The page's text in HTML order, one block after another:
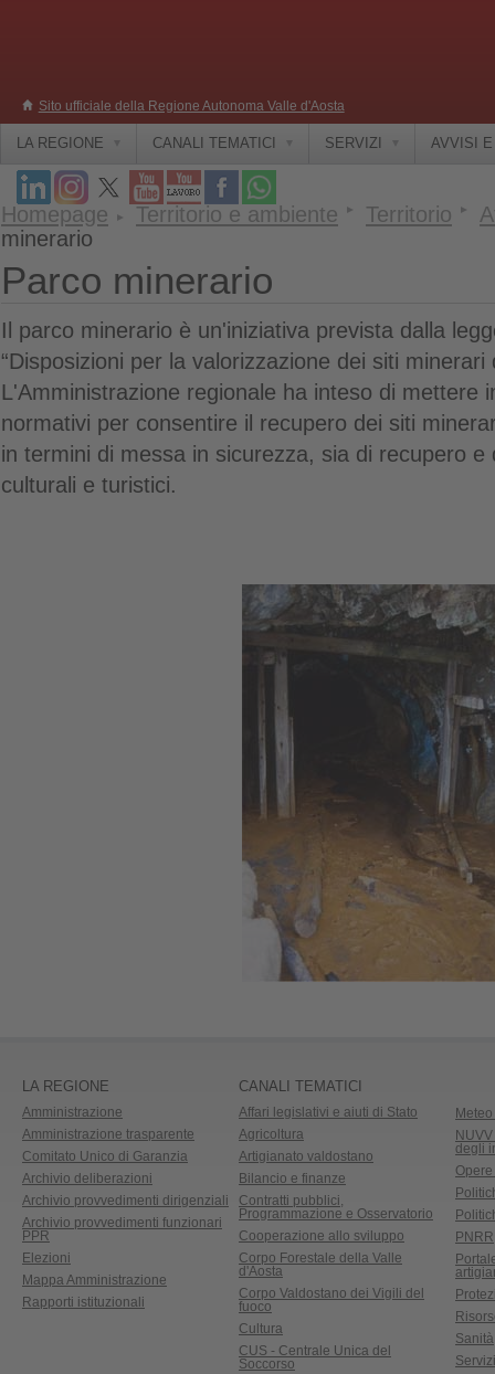
Sito ufficiale della Regione Autonoma Valle d'Aosta
LA REGIONE CANALI TEMATICI SERVIZI AVVISI
Homepage Territorio e ambiente Territorio
minerario
Parco minerario
Il parco minerario è un'iniziativa prevista dalla
“Disposizioni per la valorizzazione dei siti minerari
L'Amministrazione regionale ha inteso di mettere
normativi per consentire il recupero dei siti
in termini di messa in sicurezza, sia di recupero e
culturali e turistici.
LA REGIONE
Amministrazione
Amministrazione trasparente
Comitato Unico di Garanzia
Archivio deliberazioni
Archivio provvedimenti dirigenziali
Archivio provvedimenti funzionari
PPR
Elezioni
Mappa Amministrazione
Rapporti istituzionali
CANALI TEMATICI
Affari legislativi e aiuti di Stato
Agricoltura
Artigianato valdostano
Bilancio e finanze
Contratti pubblici,
Programmazione e Osservatorio
Cooperazione allo sviluppo
Corpo Forestale della Valle
d'Aosta
Corpo Valdostano dei Vigili del
fuoco
Cultura
CUS - Centrale Unica del
Soccorso
degli
PNRR
Sanità